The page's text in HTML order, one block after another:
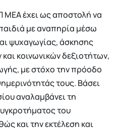
ΜΕΑ έχει ως αποστολή να
με αναπηρία μέσω
ψυχαγωγίας, άσκησης
κοινωνικών δεξιοτήτων,
με στόχο την πρόοδο
τους. Βάσει
αναλαμβάνει τη
του
και την εκτέλεση και